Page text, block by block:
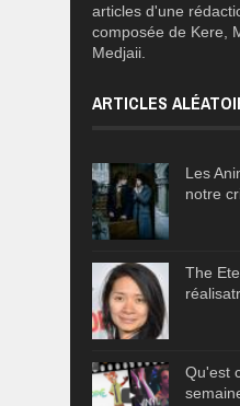
articles d'une
composée de Kere,
Medjaii.
ARTICLES
Les
notre
The
Qu'est